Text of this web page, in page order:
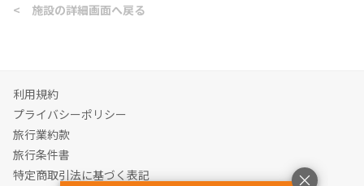
< 施設の詳細画面へ戻る
利用規約
プライバシーポリシー
旅行業約款
旅行条件書
特定商取引法に基づく表記